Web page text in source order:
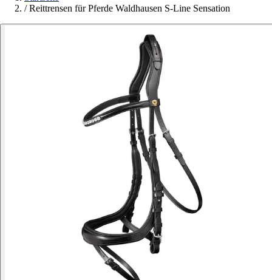
/ Reittrensen für Pferde Waldhausen S-Line Sensation